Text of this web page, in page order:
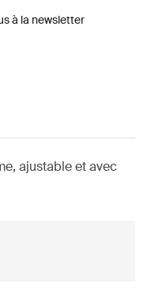
à la newsletter
ajustable et avec